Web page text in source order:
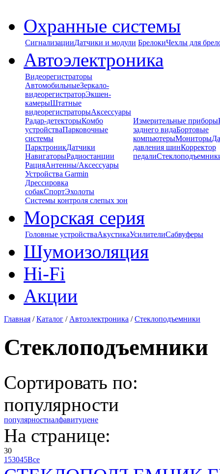
Охранные системы
СигнализацииДатчики и модули БрелокиЧехлы для
Автоэлектроника
Видеорегистраторы
АвтомобильныеЗеркало-
видеорегистраторЭкшен-
камерыШтатные
видеорегистраторыАксессуары
Радар-детекторыКомбо
устройстваПарковочные
системы
ПарктроникДатчики
НавигаторыРадиостанции
РацияАнтенны/Аксессуары
Устройства Garmin
Дрессировка
собакСпортЭхолоты
Системы контроля слепых зон
Измерительные приборы
заднего видаБортовые
компьютерыМониторы
давления шинКорректор
педали
Морская серия
Головные устройстваАкустикаУсилителиСабвуферы
Шумоизоляция
Hi-Fi
Акции
Главная /Каталог / Автоэлектроника /Стеклоподъемники
Стеклоподъемники
Сортировать по:
популярности
популярностиалфавитуцене
На странице:
30
153045Все